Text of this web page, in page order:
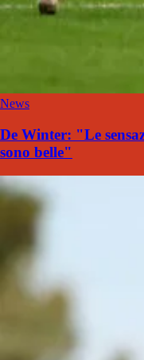
News
De Winter: "Le
sono belle"